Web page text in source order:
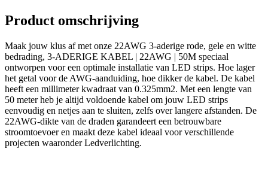
Product omschrijving
Maak jouw klus af met onze 22AWG 3-aderige rode, gele en witte
bedrading, 3-ADERIGE KABEL | 22AWG | 50M speciaal
ontworpen voor een optimale installatie van LED strips. Hoe lager
het getal voor de AWG-aanduiding, hoe dikker de kabel. De kabel
heeft een millimeter kwadraat van 0.325mm2. Met een lengte van
50 meter heb je altijd voldoende kabel om jouw LED strips
eenvoudig en netjes aan te sluiten, zelfs over langere afstanden. De
22AWG-dikte van de draden garandeert een betrouwbare
stroomtoevoer en maakt deze kabel ideaal voor verschillende
projecten waaronder Ledverlichting.